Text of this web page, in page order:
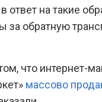
ответ на такие
за обратную
что интернет-
массово